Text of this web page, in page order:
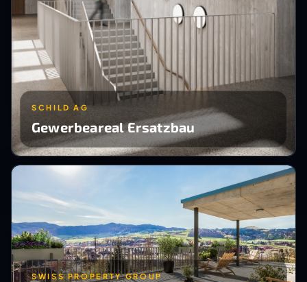
SCHILD AG
Gewerbeareal Ersatzbau
SWISS PROPERTY GROUP